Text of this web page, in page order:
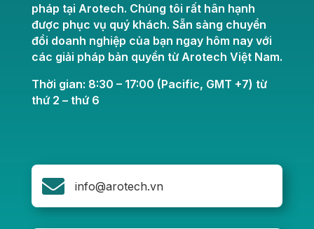
pháp tại Arotech. Chúng tôi rất hân hạnh
được phục vụ quý khách. Sẵn sàng chuyển
đổi doanh nghiệp của bạn ngay hôm nay với
các giải pháp bản quyền từ Arotech Việt Nam.
Thời gian: 8:30 – 17:00 (Pacific, GMT +7) từ
thứ 2 – thứ 6
 info@arotech.vn